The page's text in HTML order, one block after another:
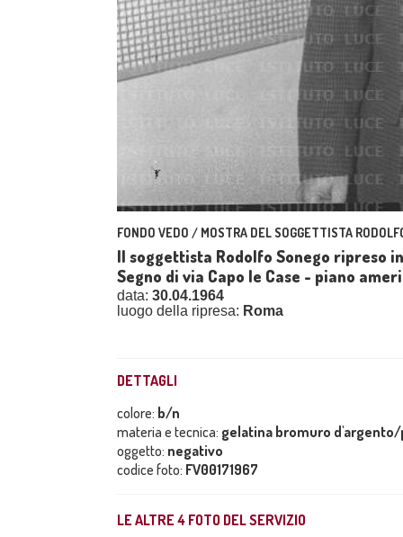
FONDO VEDO / MOSTRA DEL SOGGETTISTA
Il soggettista Rodolfo Sonego ripreso
Segno di via Capo le Case - piano
data: 30.04.1964
luogo della ripresa: Roma
DETTAGLI
colore: b/n
materia e tecnica: gelatina bromuro
oggetto: negativo
codice foto: FV00171967
LE ALTRE4 FOTO DEL SERVIZIO